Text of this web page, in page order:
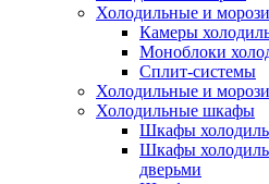
Холодильные и
Камеры
Моноблоки
Сплит-системы
Холодильные и
Холодильные шкафы
Шкафы
Шкафы
дверьми